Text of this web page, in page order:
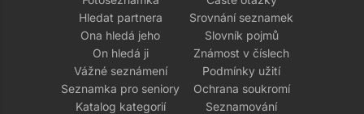
Hledat partnera
Ona hledá jeho
On hledá ji
Vážné seznámení
Seznamka pro seniory
Katalog kategorií
Srovnání seznamek
Slovník pojmů
Známost v číslech
Podmínky užití
Ochrana soukromí
Seznamování